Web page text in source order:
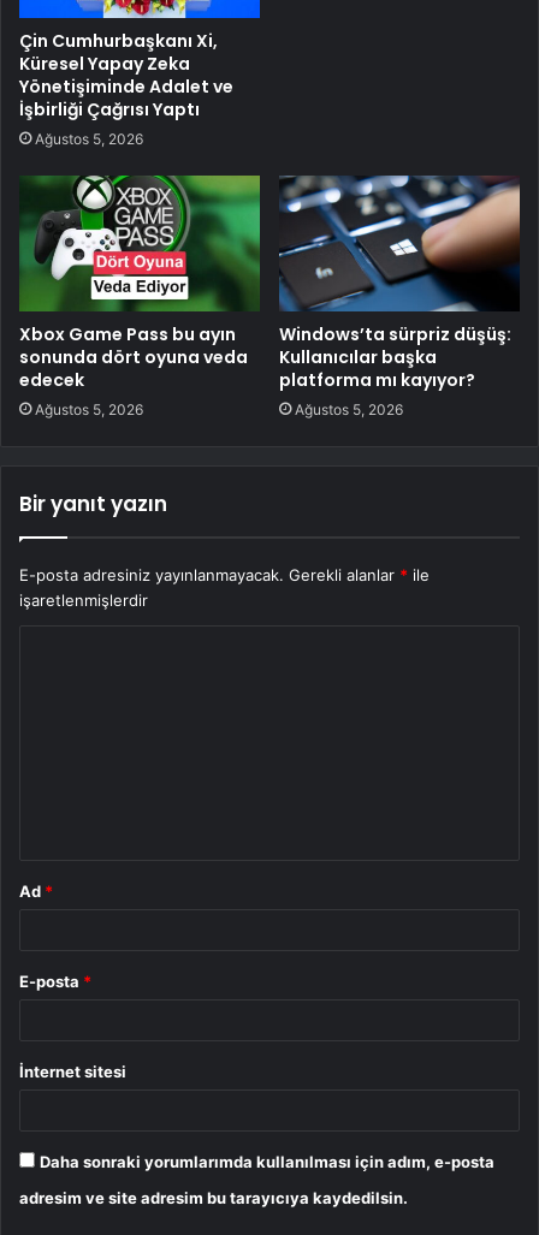
Çin Cumhurbaşkanı Xi,
Küresel Yapay Zeka
Yönetişiminde Adalet ve
İşbirliği Çağrısı Yaptı
Ağustos 5, 2026
Xbox Game Pass bu ayın
sonunda dört oyuna veda
edecek
Ağustos 5, 2026
Windows’ta sürpriz düşüş:
Kullanıcılar başka
platforma mı kayıyor?
Ağustos 5, 2026
Bir yanıt yazın
E-posta adresiniz yayınlanmayacak. Gerekli alanlar * ile
işaretlenmişlerdir
Ad *
E-posta *
İnternet sitesi
Daha sonraki yorumlarımda kullanılması için adım, e-posta
adresim ve site adresim bu tarayıcıya kaydedilsin.